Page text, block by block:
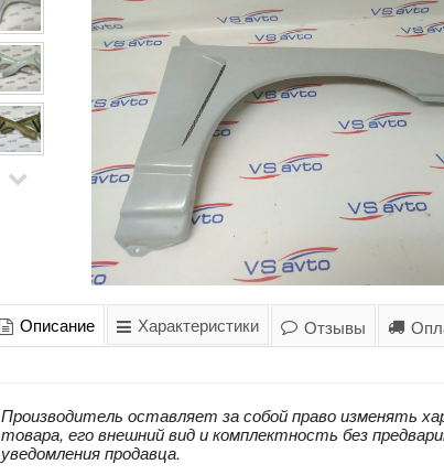
Описание Характеристики Отзывы
Производитель оставляет за собой право изменять
товара, его внешний вид и комплектность без
уведомления продавца.